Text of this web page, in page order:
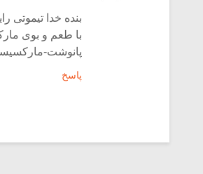
بنده خدا
با طعم و بوی
پانوشت-
پاسخ